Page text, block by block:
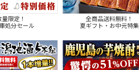
量限定！
処分セール
全商品送料無料！
夏ギフト・お中元特集